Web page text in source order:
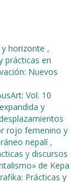
horizonte ,
prácticas en
Nuevos
Vol. 10
y
rojo femenino y
nepalí ,
y discursos
de Kepa
Prácticas y